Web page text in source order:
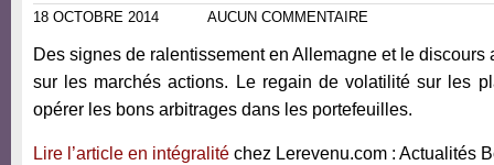
18 OCTOBRE 2014 AUCUN COMMENTAIRE
Des signes de ralentissement en Allemagne et le discours
sur les marchés actions. Le regain de volatilité sur les
opérer les bons arbitrages dans les portefeuilles.
Lire l’article en intégralité chez Lerevenu.com : Actualités